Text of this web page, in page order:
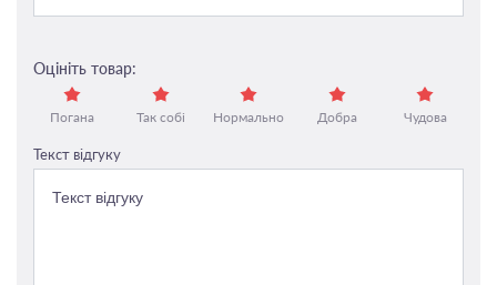
Оцініть товар:
Погана Так собі Нормально Добра Чудова
Текст відгуку